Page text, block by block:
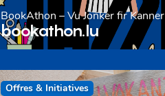
BookAthon – Vu Jonker fir Kanner
bookathon.lu
Offres & Initiatives